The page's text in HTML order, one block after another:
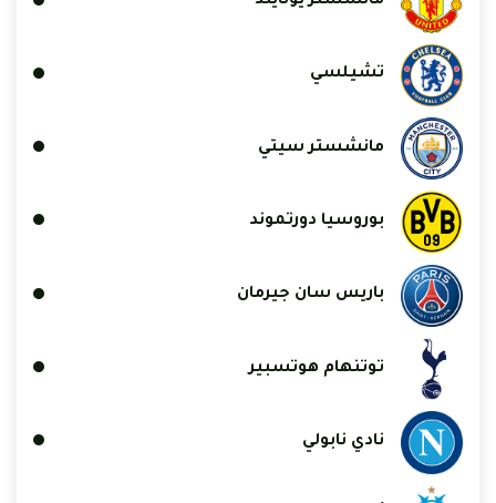
تشيلسي
مانشستر سيتي
بوروسيا دورتموند
باريس سان جيرمان
توتنهام هوتسبير
نادي نابولي